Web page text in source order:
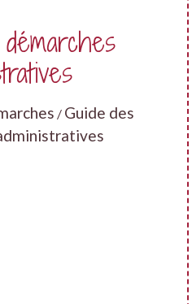
/ Guide des